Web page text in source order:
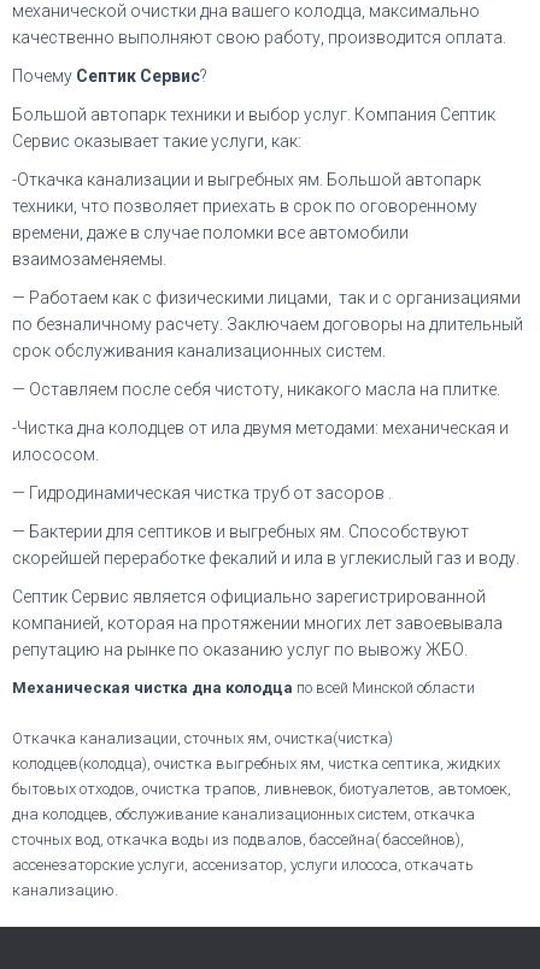
механической очистки дна вашего колодца, максимально
качественно выполняют свою работу, производится оплата.
Почему Септик Сервис?
Большой автопарк техники и выбор услуг. Компания Септик
Сервис оказывает такие услуги, как:
-Откачка канализации и выгребных ям. Большой автопарк
техники, что позволяет приехать в срок по оговоренному
времени, даже в случае поломки все автомобили
взаимозаменяемы.
— Работаем как с физическими лицами, так и с организациями
по безналичному расчету. Заключаем договоры на длительный
срок обслуживания канализационных систем.
— Оставляем после себя чистоту, никакого масла на плитке.
-Чистка дна колодцев от ила двумя методами: механическая и
илососом.
— Гидродинамическая чистка труб от засоров .
— Бактерии для септиков и выгребных ям. Способствуют
скорейшей переработке фекалий и ила в углекислый газ и воду.
Септик Сервис является официально зарегистрированной
компанией, которая на протяжении многих лет завоевывала
репутацию на рынке по оказанию услуг по вывожу ЖБО.
Механическая чистка дна колодца по всей Минской области
Откачка канализации, сточных ям, очистка(чистка)
колодцев(колодца), очистка выгребных ям, чистка септика, жидких
бытовых отходов, очистка трапов, ливневок, биотуалетов, автомоек,
дна колодцев, обслуживание канализационных систем, откачка
сточных вод, откачка воды из подвалов, бассейна( бассейнов),
ассенезаторские услуги, ассенизатор, услуги илососа, откачать
канализацию.